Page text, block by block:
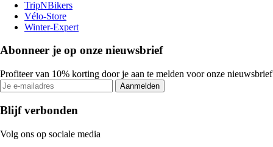
TripNBikers
Vélo-Store
Winter-Expert
Abonneer je op onze nieuwsbrief
Profiteer van 10% korting door je aan te melden voor onze nieuwsbrief
Aanmelden
Blijf verbonden
Volg ons op sociale media